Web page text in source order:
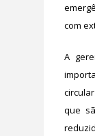
com
A
que